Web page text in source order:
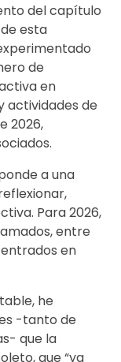
del capítulo
esta
de
en
actividades de
2026,
a una
Para 2026,
entre
en
he
-tanto de
que la
que “ya